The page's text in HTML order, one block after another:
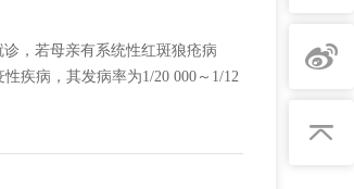
，若母亲有系统性红斑狼疮病
疾病，其发病率为1/20 000～1/12